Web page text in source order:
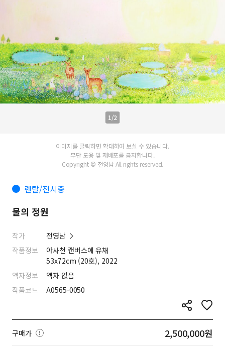
1/2
이미지를 클릭하면 확대하여 보실 수 있습니다.
무단 도용 및 재배포를 금지합니다.
Copyright © 전영남 All rights reserved.
렌탈/전시중
물의 정원
작가
전영남
작품정보
아사천 캔버스에 유채
53x72cm (20호), 2022
액자정보
액자 없음
작품코드
A0565-0050
구매가 2,500,000원